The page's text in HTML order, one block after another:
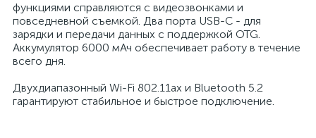
функциями справляются с видеозвонками и
повседневной съемкой. Два порта USB-C - для
зарядки и передачи данных с поддержкой OTG.
Аккумулятор 6000 мАч обеспечивает работу в течение
всего дня.
Двухдиапазонный Wi-Fi 802.11ax и Bluetooth 5.2
гарантируют стабильное и быстрое подключение.